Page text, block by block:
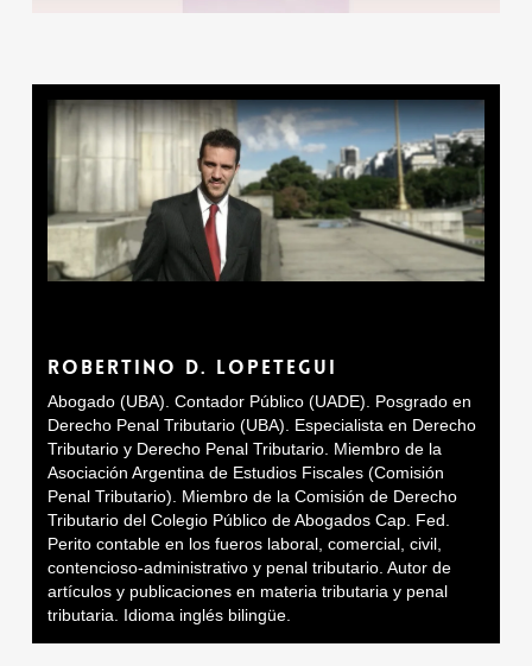
ROBERTINO D. LOPETEGUI
Abogado (UBA). Contador Público (UADE). Posgrado en
Derecho Penal Tributario (UBA). Especialista en Derecho
Tributario y Derecho Penal Tributario. Miembro de la
Asociación Argentina de Estudios Fiscales (Comisión
Penal Tributario). Miembro de la Comisión de Derecho
Tributario del Colegio Público de Abogados Cap. Fed.
Perito contable en los fueros laboral, comercial, civil,
contencioso-administrativo y penal tributario. Autor de
artículos y publicaciones en materia tributaria y penal
tributaria. Idioma inglés bilingüe.